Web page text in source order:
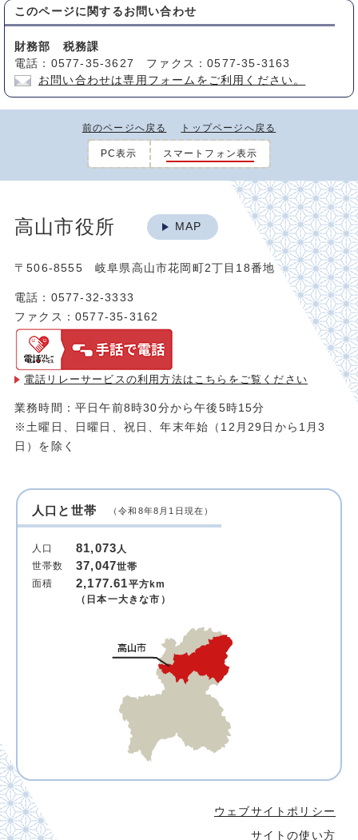
このページに関する お問い合わせ
財務部 税務課
電話：0577-35-3627 ファクス：0577-35-3163
お問い合わせは専用フォームをご利用ください。
前のページへ戻る トップページへ戻る
PC表示 スマートフォン表示
高山市役所 MAP
〒506-8555 岐阜県高山市花岡町2丁目18番地
電話：0577-32-3333
ファクス：0577-35-3162
電話リレーサービスの利用方法は こちらをご覧ください
業務時間：平日午前8時30分から午後5時15分
※土曜日、日曜日、祝日、年末年始（12月29日から1月3
日）を除く
人口と世帯 （令和8年8月1日現在）
人口 81,073人
世帯数
37,047世帯
面積
2,177.61平方km
（日本一大きな市）
ウェブサイトポリシー
サイトの使い方